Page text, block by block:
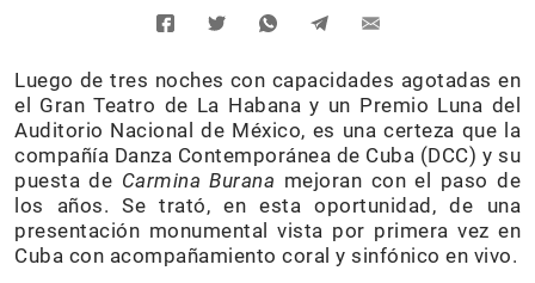
Luego de tres noches con capacidades agotadas en
el Gran Teatro de La Habana y un Premio Luna del
Auditorio Nacional de México, es una certeza que la
compañía Danza Contemporánea de Cuba (DCC) y su
puesta de Carmina Burana mejoran con el paso de
los años. Se trató, en esta oportunidad, de una
presentación monumental vista por primera vez en
Cuba con acompañamiento coral y sinfónico en vivo.